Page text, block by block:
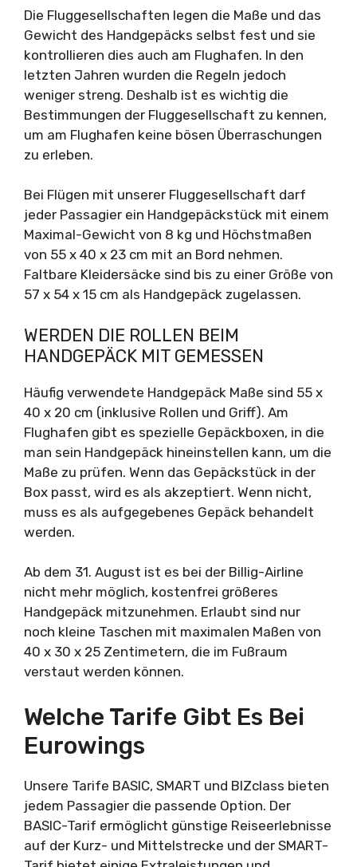
Die Fluggesellschaften legen die Maße und das
Gewicht des Handgepäcks selbst fest und sie
kontrollieren dies auch am Flughafen. In den
letzten Jahren wurden die Regeln jedoch
weniger streng. Deshalb ist es wichtig die
Bestimmungen der Fluggesellschaft zu kennen,
um am Flughafen keine bösen Überraschungen
zu erleben.
Bei Flügen mit unserer Fluggesellschaft darf
jeder Passagier ein Handgepäckstück mit einem
Maximal-Gewicht von 8 kg und Höchstmaßen
von 55 x 40 x 23 cm mit an Bord nehmen.
Faltbare Kleidersäcke sind bis zu einer Größe von
57 x 54 x 15 cm als Handgepäck zugelassen.
WERDEN DIE ROLLEN BEIM
HANDGEPÄCK MIT GEMESSEN
Häufig verwendete Handgepäck Maße sind 55 x
40 x 20 cm (inklusive Rollen und Griff). Am
Flughafen gibt es spezielle Gepäckboxen, in die
man sein Handgepäck hineinstellen kann, um die
Maße zu prüfen. Wenn das Gepäckstück in der
Box passt, wird es als akzeptiert. Wenn nicht,
muss es als aufgegebenes Gepäck behandelt
werden.
Ab dem 31. August ist es bei der Billig-Airline
nicht mehr möglich, kostenfrei größeres
Handgepäck mitzunehmen. Erlaubt sind nur
noch kleine Taschen mit maximalen Maßen von
40 x 30 x 25 Zentimetern, die im Fußraum
verstaut werden können.
Welche Tarife Gibt Es Bei
Eurowings
Unsere Tarife BASIC, SMART und BIZclass bieten
jedem Passagier die passende Option. Der
BASIC-Tarif ermöglicht günstige Reiseerlebnisse
auf der Kurz- und Mittelstrecke und der SMART-